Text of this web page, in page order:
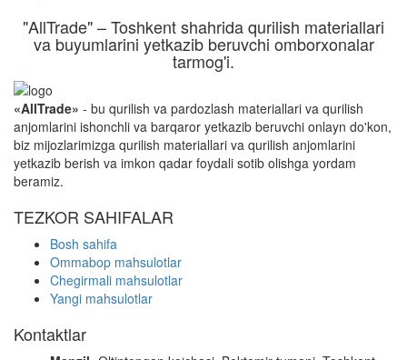
"AllTrade" – Toshkent shahrida qurilish materiallari
va buyumlarini yetkazib beruvchi omborxonalar
tarmog'i.
«AllTrade» - bu qurilish va pardozlash materiallari va qurilish
anjomlarini ishonchli va barqaror yetkazib beruvchi onlayn do'kon,
biz mijozlarimizga qurilish materiallari va qurilish anjomlarini
yetkazib berish va imkon qadar foydali sotib olishga yordam
beramiz.
TEZKOR SAHIFALAR
Bosh sahifa
Ommabop mahsulotlar
Chegirmali mahsulotlar
Yangi mahsulotlar
Kontaktlar